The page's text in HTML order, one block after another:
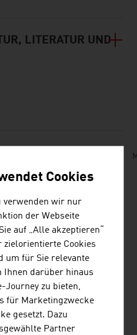
LITERATUR UND
Cookies
verwenden wir nur
der Webseite
auf „Alle akzeptieren“
Cookies
um für Sie relevante
Ihnen darüber hinaus
Journey zu bieten,
für Marketingzwecke
gesetzt. Dazu
Partner